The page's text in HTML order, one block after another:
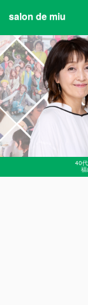
40
salon de miu